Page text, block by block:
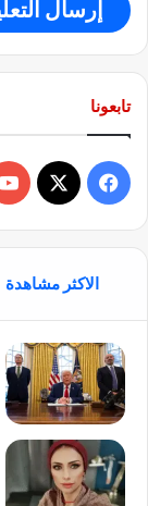
تابعونا
ي
و
ك
X
الاكثر مشاهدة